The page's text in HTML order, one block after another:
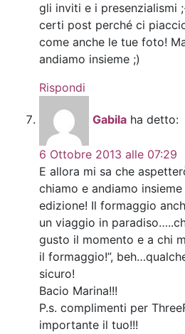
gli inviti e i presenzialismi
certi post perché ci
come anche le tue foto!
andiamo insieme ;)
Rispondi
Gabila ha detto:
6 Ottobre 2013 alle 07:29
E allora mi sa che
chiamo e andiamo
edizione! Il formaggio
un viaggio in
gusto il momento e a chi
il formaggio!”,
sicuro!
Bacio Marina!!!
P.s. complimenti per
importante il tuo!!!